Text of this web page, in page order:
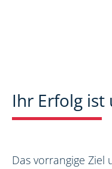
Ihr Erfolg
Das vorrangige Ziel